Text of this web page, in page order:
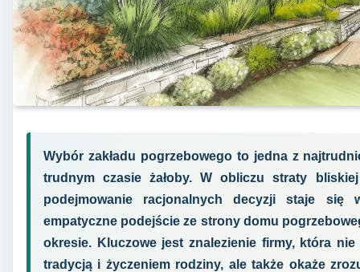
Wybór zakładu pogrzebowego to jedna z
trudnym czasie żałoby. W obliczu straty
podejmowanie racjonalnych decyzji staje się
empatyczne podejście ze strony domu
okresie. Kluczowe jest znalezienie firmy, która
tradycją i życzeniem rodziny, ale także okaże